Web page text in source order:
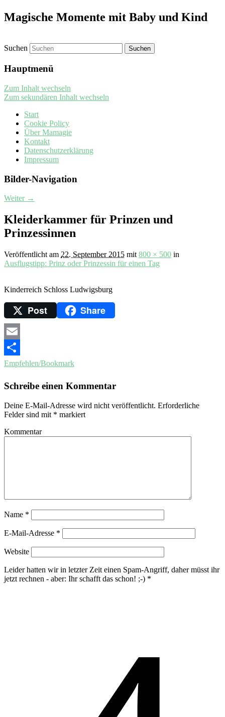
Magische Momente mit Baby und Kind
Suchen
Hauptmenü
Zum Inhalt wechseln
Zum sekundären Inhalt wechseln
Start
Cookie Policy
Über Mamagie
Kontakt
Datenschutzerklärung
Impressum
Bilder-Navigation
Weiter →
Kleiderkammer für Prinzen und
Prinzessinnen
Veröffentlicht am 22. September 2015 mit 800 × 500 in
Ausflugstipp: Prinz oder Prinzessin für einen Tag
Kinderreich Schloss Ludwigsburg
Post Share
Email
Empfehlen/Bookmark
Schreibe einen Kommentar
Deine E-Mail-Adresse wird nicht veröffentlicht. Erforderliche
Felder sind mit * markiert
Kommentar
Name *
E-Mail-Adresse *
Website
Leider hatten wir in letzter Zeit einen Spam-Angriff, daher müsst ihr
jetzt rechnen - aber: Ihr schafft das schon! ;-) *